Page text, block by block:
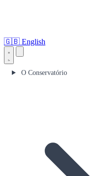
🇬🇧 English
O Conservatório